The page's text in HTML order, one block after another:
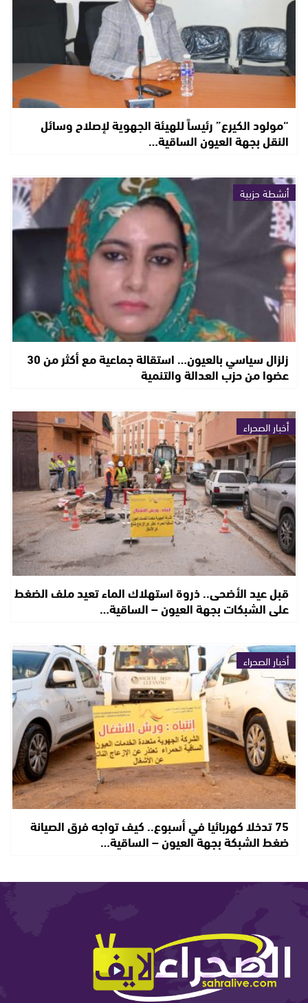
“مولود الكيرع” رئيساً للهيئة الجهوية لإصلاح وسائل
النقل بجهة العيون الساقية…
أنشطة حزبية
زلزال سياسي بالعيون… استقالة جماعية مع أكثر من 30
عضوا من حزب العدالة والتنمية
أخبار الصحراء
قبل عيد الأضحى.. ذروة استهلاك الماء تعيد ملف الضغط
على الشبكات بجهة العيون – الساقية…
أخبار الصحراء
75 تدخلا كهربائيا في أسبوع.. كيف تواجه فرق الصيانة
ضغط الشبكة بجهة العيون – الساقية…